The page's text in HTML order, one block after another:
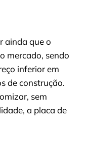
ainda que o
mercado, sendo
inferior em
de construção.
sem
a placa de